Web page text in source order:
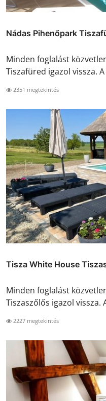
Nádas Pihenőpark
Minden foglalást
Tiszafüred igazol vissza.
2351 megtekintés
Tisza White House
Minden foglalást
Tiszaszőlős igazol vissza.
2227 megtekintés